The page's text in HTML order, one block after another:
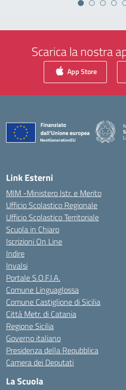
Scarica la nostra
App Store
Link Esterni
MIM -Ministero Istr. e Merito
Ufficio Scolastico Regionale
Ufficio Scolastico Territoriale
Scuola in Chiaro
Iscrizioni On Line
Indire
Invalsi
Portale S.O.F.I.A.
Comune Linguaglossa
Comune Castiglione di Sicilia
Città Metr. di Catania
Regione Sicilia
Governo italiano
Presidenza della Repubblica
Camera dei Deputati
La Scuola